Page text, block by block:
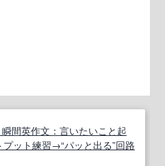
間英作文：言いたいこと起
ット練習→“パッと出る”回路